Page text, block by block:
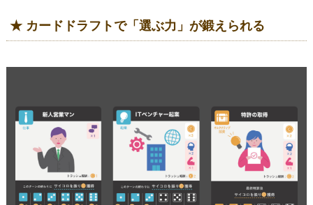
★ カードドラフトで「選ぶ力」が鍛えられる